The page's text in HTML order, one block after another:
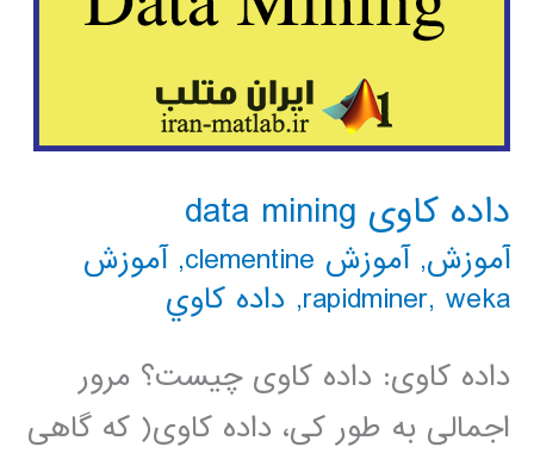
داده کاوی data mining
آموزش,آموزش clementine ,آموزش
rapidminer, weka
, داده كاوي
داده کاوی: داده کاوی چیست؟ مرور
اجمالی به طور کی، داده کاوی( که گاهی